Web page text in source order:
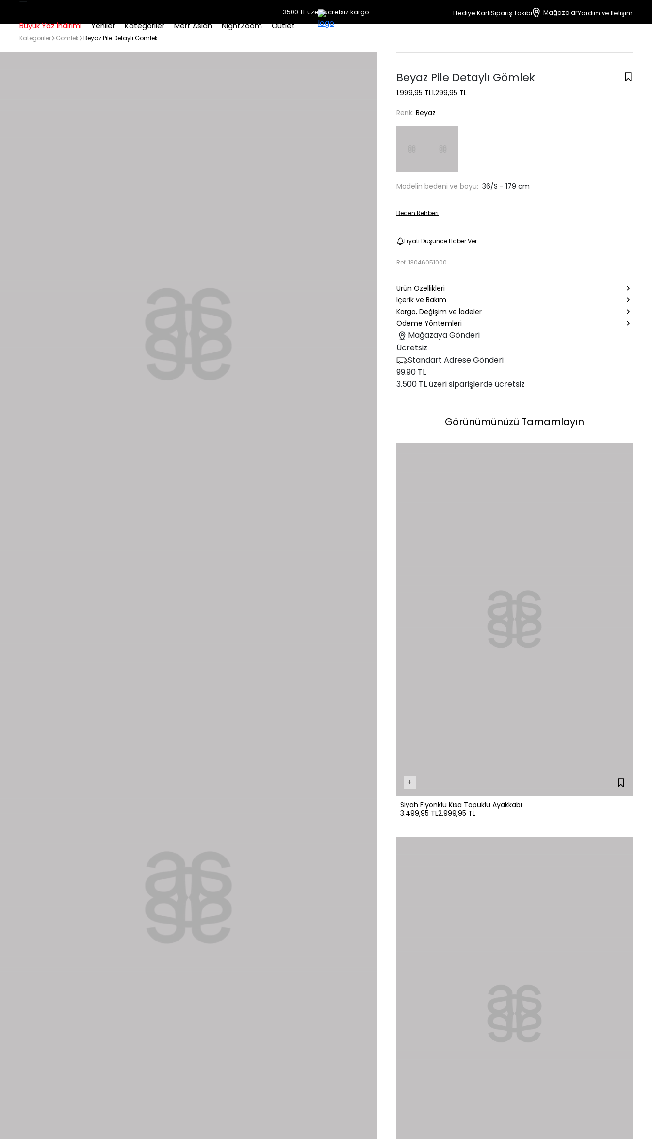
3500 TL üzeri ücretsiz kargo Hediye KartıSipariş Takibi MağazalarYardım ve İletişim
Büyük Yaz İndirimi Yeniler Kategoriler Mert Aslan NightZoom Outlet
Kategoriler Gömlek Beyaz Pile Detaylı Gömlek
Beyaz Pile Detaylı Gömlek
1.999,95 TL1.299,95 TL
Renk: Beyaz
Modelin bedeni ve boyu: 36/S - 179 cm
Beden Rehberi
Fiyatı Düşünce Haber Ver
Ref. 13046051000
Ürün Özellikleri
İçerik ve Bakım
Kargo, Değişim ve İadeler
Ödeme Yöntemleri
Mağazaya Gönderi
Ücretsiz
Standart Adrese Gönderi
99.90 TL
3.500 TL üzeri siparişlerde ücretsiz
Görünümünüzü Tamamlayın
+
Siyah Fiyonklu Kısa Topuklu Ayakkabı
3.499,95 TL2.999,95 TL